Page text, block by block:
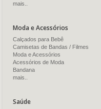
mais..
Moda e Acessórios
Calçados para Bebê
Camisetas de Bandas / Filmes
Moda e Acessórios
Acessórios de Moda
Bandana
mais..
Saúde